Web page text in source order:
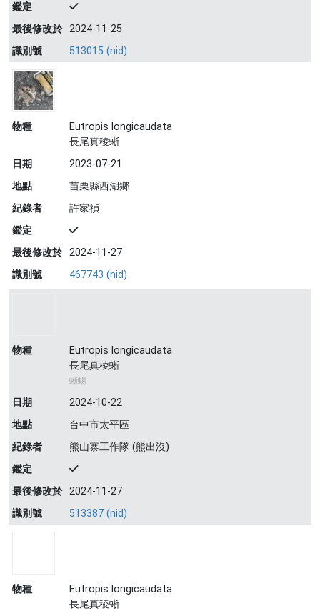
鑑定
最後修改於 2024-11-25
識別號
513015 (nid)
物種
Eutropis longicaudata
長尾真稜蜥
日期
2023-07-21
地點
苗栗縣西湖鄉
紀錄者
許家禎
鑑定
最後修改於 2024-11-27
識別號
467743 (nid)
物種
Eutropis longicaudata
長尾真稜蜥
蜥蜴
日期
2024-10-22
地點
台中市太平區
紀錄者
熊山寨工作隊 (熊出沒)
鑑定
最後修改於 2024-11-27
識別號
513387 (nid)
物種
Eutropis longicaudata
長尾真稜蜥